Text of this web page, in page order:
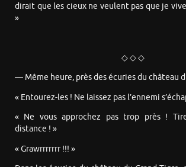
dirait que les cieux ne veulent pas que je
»
◇ ◇ ◇
— Même heure, près des écuries du château
« Entourez-les ! Ne laissez pas l’ennemi
« Ne vous approchez pas trop près !
distance ! »
« Grawrrrrrrr !!! »